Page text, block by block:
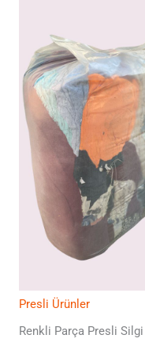
Presli Ürünler
Renkli Parça Presli Silgi